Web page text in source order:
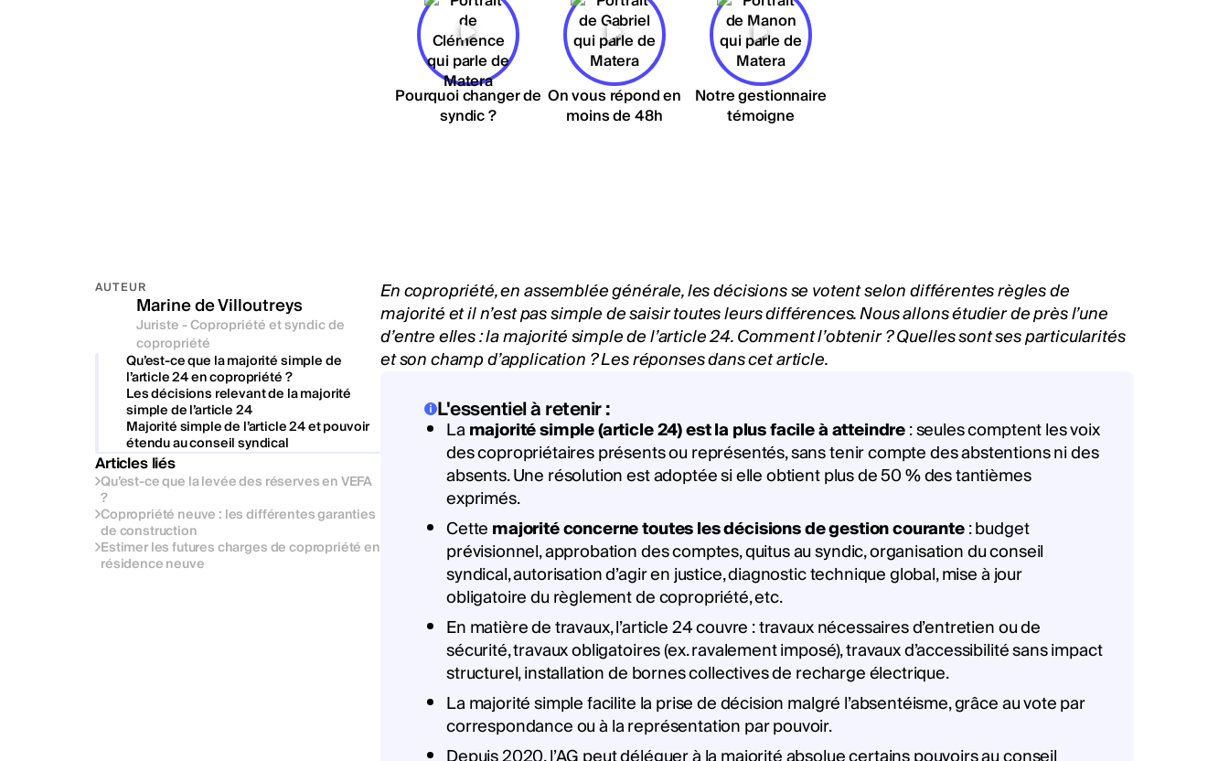
Pourquoi changer de
syndic ?
On vous répond en
moins de 48h
Notre gestionnaire
témoigne
AUTEUR
Marine de Villoutreys
Juriste - Copropriété et syndic de
copropriété
Qu’est-ce que la majorité simple de
l’article 24 en copropriété ?
Les décisions relevant de la majorité
simple de l’article 24
Majorité simple de l’article 24 et pouvoir
étendu au conseil syndical
Articles liés
Qu’est-ce que la levée des réserves en VEFA
?
Copropriété neuve : les différentes garanties
de construction
Estimer les futures charges de copropriété en
résidence neuve
Encopropriété, en assemblée générale, les décisions se votent selon différentes règles de
majorité et il n’est pas simple de saisir toutes leurs différences. Nous allons étudier de près l’une
d’entre elles : la majorité simple de l’article 24. Comment l’obtenir ? Quelles sont ses particularités
et son champ d’application ? Les réponses dans cet article.
L'essentiel à retenir :
Lamajorité simple (article 24) est la plus facile à atteindre: seules comptent les voix
des copropriétaires présents ou représentés, sans tenir compte des abstentions ni des
absents. Une résolution est adoptée si elle obtient plus de 50 % des tantièmes
exprimés.
Cettemajorité concerne toutes les décisions de gestion courante: budget
prévisionnel, approbation des comptes, quitus au syndic, organisation du conseil
syndical, autorisation d’agir en justice, diagnostic technique global, mise à jour
obligatoire du règlement de copropriété, etc.
En matière de travaux, l’article 24 couvre : travaux nécessaires d’entretien ou de
sécurité, travaux obligatoires (ex. ravalement imposé), travaux d’accessibilité sans impact
structurel, installation de bornes collectives de recharge électrique.
La majorité simple facilite la prise de décision malgré l’absentéisme, grâce au vote par
correspondance ou à la représentation par pouvoir.